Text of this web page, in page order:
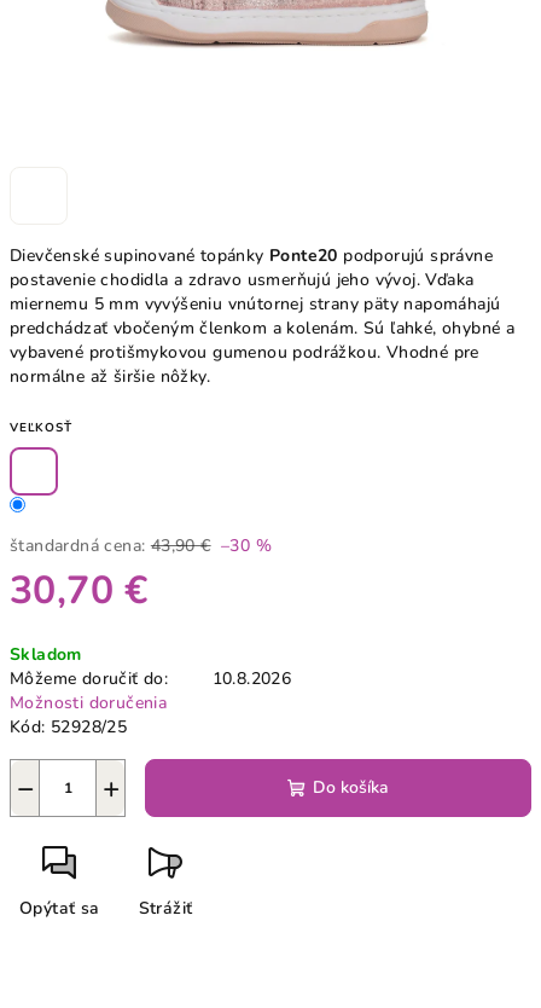
Dievčenské supinované topánky Ponte20 podporujú správne
postavenie chodidla a zdravo usmerňujú jeho vývoj. Vďaka
miernemu 5 mm vyvýšeniu vnútornej strany päty napomáhajú
predchádzať vbočeným členkom a kolenám. Sú ľahké, ohybné a
vybavené protišmykovou gumenou podrážkou. Vhodné pre
normálne až širšie nôžky.
VEĽKOSŤ
štandardná cena: 43,90 € –30 %
30,70 €
cena:
Skladom
Môžeme doručiť do:
10.8.2026
Možnosti doručenia
Kód: 52928/25
+
− Do košíka
Opýtať sa Strážiť